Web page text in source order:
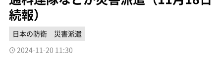
続報）
日本の防衛
災害派遣
2024-11-20 11:30